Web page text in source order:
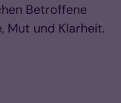
Betroffene
Mut und Klarheit.